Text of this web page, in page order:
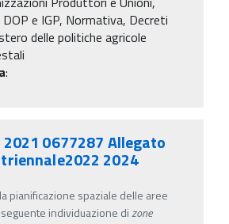
e IGP, Normativa, Decreti
delle politiche agricole
:
2021 0677287 Allegato
2024
spaziale delle aree
individuazione dizone